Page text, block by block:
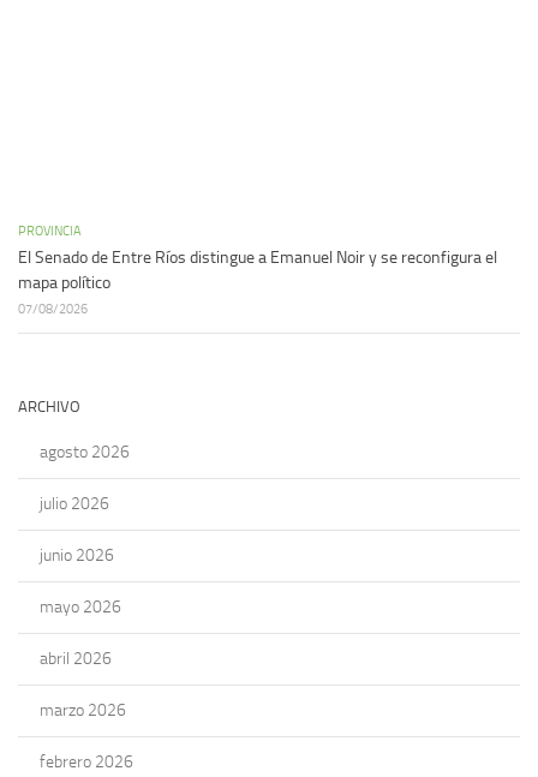
PROVINCIA
El Senado de Entre Ríos distingue a Emanuel Noir y se reconfigura el
mapa político
07/08/2026
ARCHIVO
agosto 2026
julio 2026
junio 2026
mayo 2026
abril 2026
marzo 2026
febrero 2026